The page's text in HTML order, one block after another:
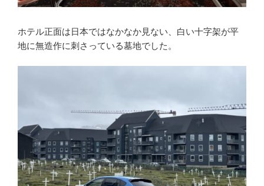
ホテル正面は日本ではなかなか見ない、白い十字架が平
地に無造作に刺さっている墓地でした。